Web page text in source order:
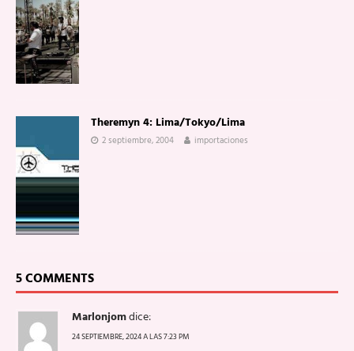
Theremyn 4: Lima/Tokyo/Lima
2 septiembre, 2004 importaciones
5 COMMENTS
Marlonjomdice:
24 SEPTIEMBRE, 2024 A LAS 7:23 PM